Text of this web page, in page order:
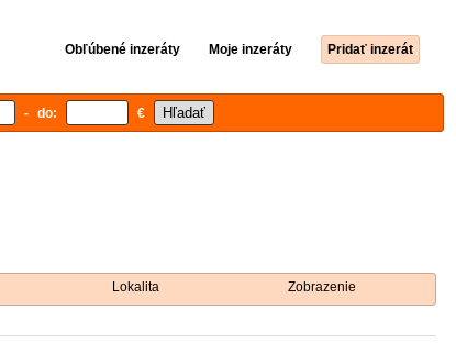
Obľúbené inzeráty Moje inzeráty Pridať inzerát
- do: €
Lokalita Zobrazenie